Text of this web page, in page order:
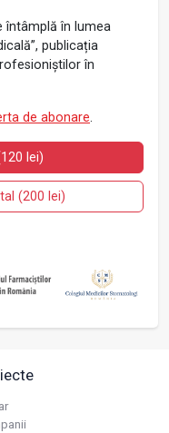
întâmplă în lumea
publicația
în
de abonare.
lei)
(200 lei)